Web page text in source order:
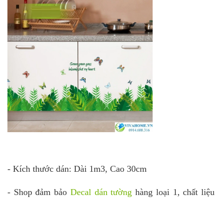
- Kích thước dán: Dài 1m3, Cao 30cm
- Shop đảm bảo Decal dán tường hàng loại 1, chất liệu